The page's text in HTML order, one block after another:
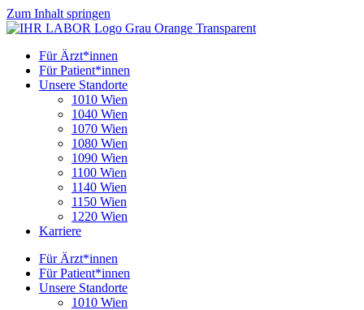
Zum Inhalt springen
Für Ärzt*innen
Für Patient*innen
Unsere Standorte
1010 Wien
1040 Wien
1070 Wien
1080 Wien
1090 Wien
1100 Wien
1140 Wien
1150 Wien
1220 Wien
Karriere
Für Ärzt*innen
Für Patient*innen
Unsere Standorte
1010 Wien